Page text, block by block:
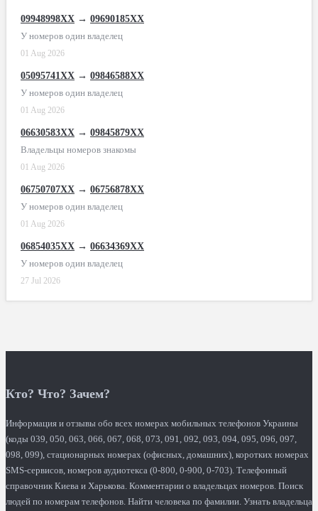
09948998XX → 09690185XX
У номеров один владелец
01 Aug 2026
05095741XX → 09846588XX
У номеров один владелец
01 Aug 2026
06630583XX → 09845879XX
Владельцы номеров знакомы
01 Aug 2026
06750707XX → 06756878XX
У номеров один владелец
01 Aug 2026
06854035XX → 06634369XX
У номеров один владелец
27 Jul 2026
Кто? Что? Зачем?
Информация и отзывы обо всех номерах мобильных телефонов Украины
(коды 039, 050, 063, 066, 067, 068, 073, 091, 092, 093, 094, 095, 096, 097,
098, 099), стационарных номерах (офисных, домашних), коротких номерах
SMS-сервисов, номеров аудиотекса (0-800, 0-900, 0-703). Телефонный
справочник Киева и Харькова. Комментарии о владельцах номеров. Поиск
людей по номерам телефонов. Найти человека по фамилии. Узнать владельца